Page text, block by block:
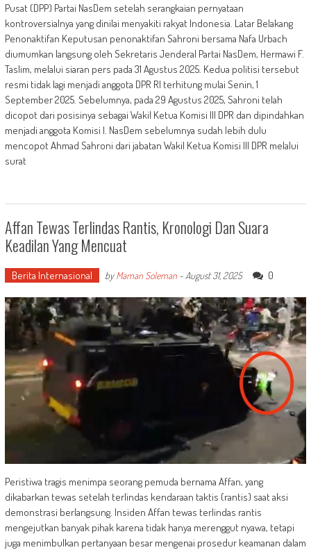
Pusat (DPP) Partai NasDem setelah serangkaian pernyataan
kontroversialnya yang dinilai menyakiti rakyat Indonesia. Latar Belakang
Penonaktifan Keputusan penonaktifan Sahroni bersama Nafa Urbach
diumumkan langsung oleh Sekretaris Jenderal Partai NasDem, Hermawi F.
Taslim, melalui siaran pers pada 31 Agustus 2025. Kedua politisi tersebut
resmi tidak lagi menjadi anggota DPR RI terhitung mulai Senin, 1
September 2025. Sebelumnya, pada 29 Agustus 2025, Sahroni telah
dicopot dari posisinya sebagai Wakil Ketua Komisi III DPR dan dipindahkan
menjadi anggota Komisi I. NasDem sebelumnya sudah lebih dulu
mencopot Ahmad Sahroni dari jabatan Wakil Ketua Komisi III DPR melalui
surat
Affan Tewas Terlindas Rantis, Kronologi Dan Suara
Keadilan Yang Mencuat
Berita Internasional byMaman Soleman- August 31, 2025 0
Peristiwa tragis menimpa seorang pemuda bernama Affan, yang
dikabarkan tewas setelah terlindas kendaraan taktis (rantis) saat aksi
demonstrasi berlangsung. Insiden Affan tewas terlindas rantis
mengejutkan banyak pihak karena tidak hanya merenggut nyawa, tetapi
juga menimbulkan pertanyaan besar mengenai prosedur keamanan dalam